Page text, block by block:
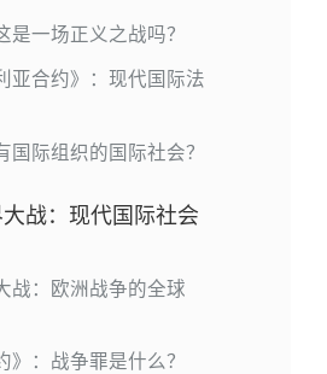
是一场正义之战吗？
亚合约》：现代国际法
国际组织的国际社会？
战：现代国际社会
战：欧洲战争的全球
》：战争罪是什么？